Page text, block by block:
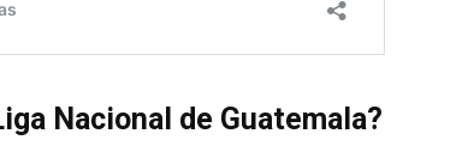
Nacional de Guatemala?